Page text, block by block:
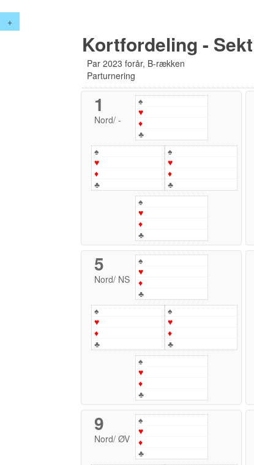
+
Kortfordeling -
Par 2023 forår, B-rækken
Parturnering
1
Nord/-
♠
♥
♦
♣
♠
♥
♦
♣
♠
♥
♦
♣
♠
♥
♦
♣
5
Nord/ NS
♠
♥
♦
♣
♠
♥
♦
♣
♠
♥
♦
♣
♠
♥
♦
♣
9
Nord/ØV
♠
♥
♦
♣